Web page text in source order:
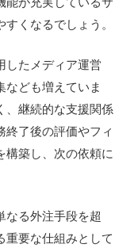
くなるでしょう。
したメディア運営
なども増えていま
、継続的な支援関係
終了後の評価やフィ
構築し、次の依頼に
なる外注手段を超
重要な仕組みとして